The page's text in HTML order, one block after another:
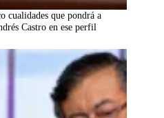
cualidades que pondrá a
Castro en ese perfil